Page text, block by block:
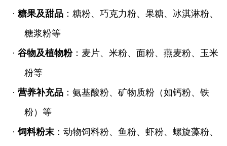
· 糖果及甜品 ：糖粉、巧克力粉、果糖、冰淇淋粉、
糖浆粉等
· 谷物及植物粉：麦片、米粉、面粉、燕麦粉、玉米
粉等
· 营养补充品 ：氨基酸粉、矿物质粉（如钙粉、铁
粉）等
·饲料粉末：动物饲料粉、鱼粉、虾粉、螺旋藻粉、